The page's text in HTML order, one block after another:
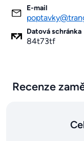
E-mail
Datová schránka
84t73tf
Recenze